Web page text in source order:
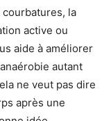
courbatures, la
active ou
aide à améliorer
autant
ne veut pas dire
après une